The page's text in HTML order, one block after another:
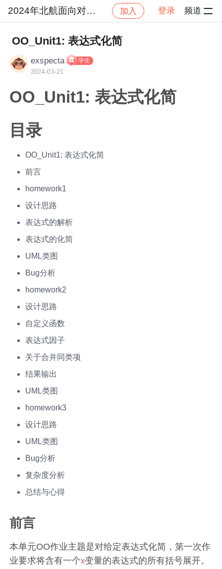
2024年北航面向对象设计与构造 加入 登录 频道
社区 2024年北航面向对象设计与构造
OO_Unit1: 表达式化简
exspecta 学生
2024-03-21
OO_Unit1: 表达式化简
目录
OO_Unit1: 表达式化简
前言
homework1
设计思路
表达式的解析
表达式的化简
UML类图
Bug分析
homework2
设计思路
自定义函数
表达式因子
关于合并同类项
结果输出
UML类图
homework3
设计思路
UML类图
Bug分析
复杂度分析
总结与心得
前言
本单元OO作业主题是对给定表达式化简，第一次作
业要求将含有一个x变量的表达式的所有括号展开。